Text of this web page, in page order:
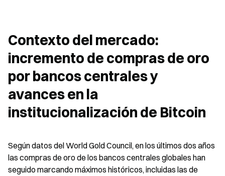
Contexto del mercado:
incremento de compras de oro
por bancos centrales y
avances en la
institucionalización de Bitcoin
Según datos del World Gold Council, en los últimos dos años
las compras de oro de los bancos centrales globales han
seguido marcando máximos históricos, incluidas las de